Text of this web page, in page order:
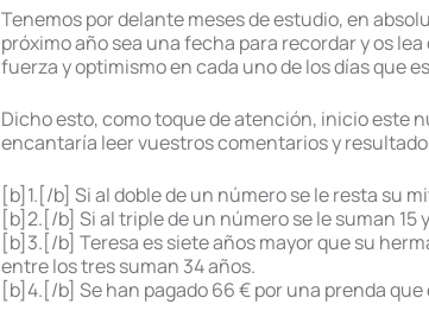
Tenemos por delante meses de estudio, en
próximo año sea una fecha para recordar y os
fuerza y optimismo en cada uno de los días que
Dicho esto, como toque de atención, inicio este
encantaría leer vuestros comentarios y
[b]1.[/b] Si al doble de un número se le resta su
[b]2.[/b] Si al triple de un número se le suman 15
[b]3.[/b] Teresa es siete años mayor que su
entre los tres suman 34 años.
[b]4.[/b] Se han pagado 66 € por una prenda